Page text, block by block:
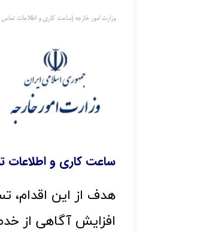
وزارت امور خارجه (ساعت کاری و اطلاعات تماس
ساعت کاری و اطلاعات
افزایش آگاهی از